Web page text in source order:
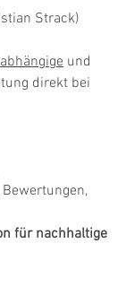
Strack)
und
direkt bei
Bewertungen,
für nachhaltige